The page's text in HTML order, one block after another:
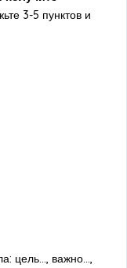
3-5 пунктов и
цель..., важно...,